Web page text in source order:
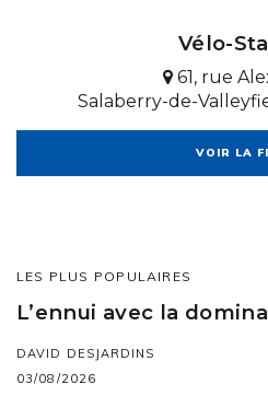
Vélo-
61, rue
Salaberry-de-
VOIR LA
LES PLUS POPULAIRES
L’ennui avec la
DAVID DESJARDINS
03/08/2026